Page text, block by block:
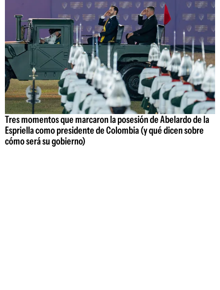
Tres momentos que marcaron la posesión de Abelardo de la
Espriella como presidente de Colombia (y qué dicen sobre
cómo será su gobierno)